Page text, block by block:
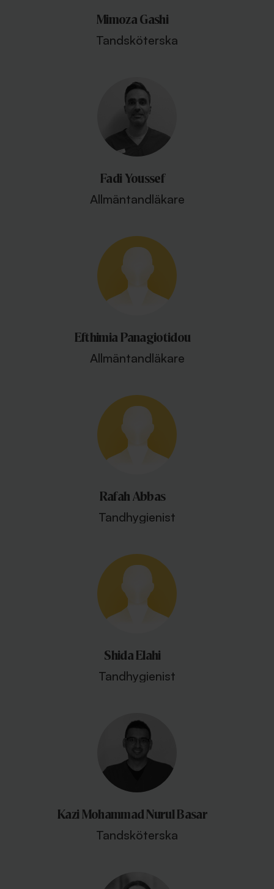
Mimoza Gashi
Tandsköterska
Fadi Youssef
Allmäntandläkare
Efthimia Panagiotidou
Allmäntandläkare
Rafah Abbas
Tandhygienist
Shida Elahi
Tandhygienist
Kazi Mohammad Nurul Basar
Tandsköterska